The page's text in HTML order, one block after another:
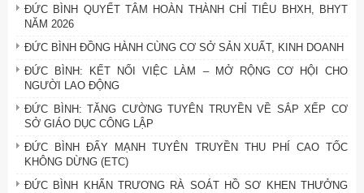
ĐỨC BÌNH QUYẾT TÂM HOÀN THÀNH CHỈ TIÊU BHXH, BHYT
NĂM 2026
ĐỨC BÌNH ĐỒNG HÀNH CÙNG CƠ SỞ SẢN XUẤT, KINH DOANH
ĐỨC BÌNH: KẾT NỐI VIỆC LÀM – MỞ RỘNG CƠ HỘI CHO
NGƯỜI LAO ĐỘNG
ĐỨC BÌNH: TĂNG CƯỜNG TUYÊN TRUYỀN VỀ SẮP XẾP CƠ
SỞ GIÁO DỤC CÔNG LẬP
ĐỨC BÌNH ĐẨY MẠNH TUYÊN TRUYỀN THU PHÍ CAO TỐC
KHÔNG DỪNG (ETC)
ĐỨC BÌNH KHẨN TRƯƠNG RÀ SOÁT HỒ SƠ KHEN THƯỞNG